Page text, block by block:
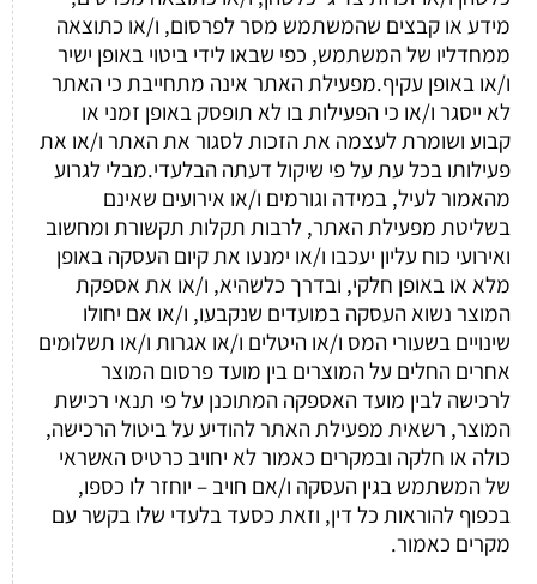
מידע או קבצים שהמשתמש מסר לפרסום, ו/או כתוצאה
ממחדליו של המשתמש, כפי שבאו לידי ביטוי באופן ישיר
ו/או באופן עקיף.מפעילת האתר אינה מתחייבת כי האתר
לא ייסגר ו/או כי הפעילות בו לא תופסק באופן זמני או
קבוע ושומרת לעצמה את הזכות לסגור את האתר ו/או את
פעילותו בכל עת על פי שיקול דעתה הבלעדי.מבלי לגרוע
מהאמור לעיל, במידה וגורמים ו/או אירועים שאינם
בשליטת מפעילת האתר, לרבות תקלות תקשורת ומחשוב
ואירועי כוח עליון יעכבו ו/או ימנעו את קיום העסקה באופן
מלא או באופן חלקי, ובדרך כלשהיא, ו/או את אספקת
המוצר נשוא העסקה במועדים שנקבעו, ו/או אם יחולו
שינויים בשעורי המס ו/או היטלים ו/או אגרות ו/או תשלומים
אחרים החלים על המוצרים בין מועד פרסום המוצר
לרכישה לבין מועד האספקה המתוכנן על פי תנאי רכישת
המוצר, רשאית מפעילת האתר להודיע על ביטול הרכישה,
כולה או חלקה ובמקרים כאמור לא יחויב כרטיס האשראי
של המשתמש בגין העסקה ו/אם חויב – יוחזר לו כספו,
בכפוף להוראות כל דין, וזאת כסעד בלעדי שלו בקשר עם
מקרים כאמור.